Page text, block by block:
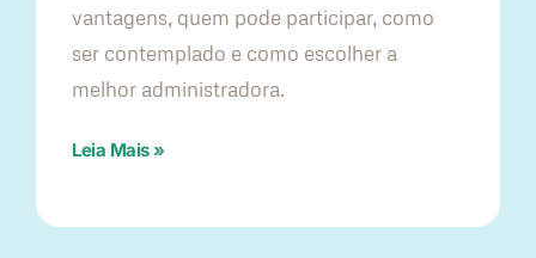
vantagens, quem pode participar, como
ser contemplado e como escolher a
melhor administradora.
Leia Mais »